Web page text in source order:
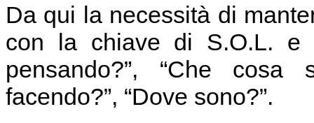
Da qui la necessità di
con la chiave di S.O.L. e
pensando?”, “Che cosa
facendo?”, “Dove sono?”.